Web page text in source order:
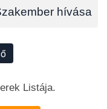
hívása
Listája.